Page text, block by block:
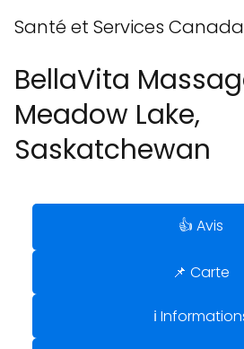
Santé et Services Canada
BellaVita
Meadow Lake,
Saskatchewan
👍 Avis
📌 Carte
ℹ️